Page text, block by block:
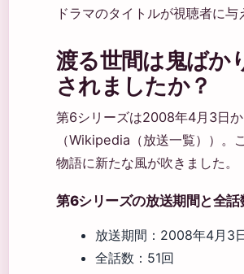
ドラマのタイトルが視聴者に
渡る世間は鬼ばか
されましたか？
第6シリーズは2008年4月3日
（Wikipedia（放送一覧））。
物語に新たな風が吹きました。
第6シリーズの放送期間と全話
放送期間：2008年4月3
全話数：51回